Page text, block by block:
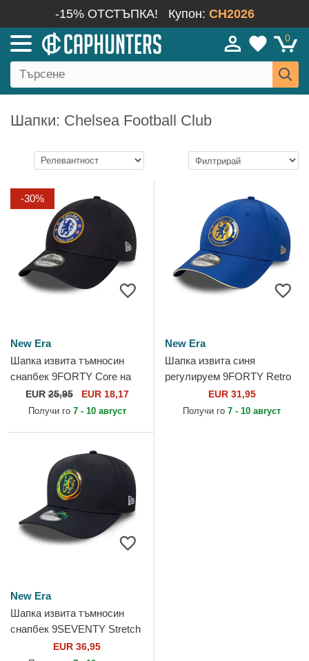
-15% ОТСТЪПКА! Купон: CH2026
0
Шапки: Chelsea Football Club
-30%
New Era
Шапка извита тъмносин
снапбек 9FORTY Core на
Chelsea Football Club
Premier League от New Era
EUR25,95 EUR 18,17
Получи го 7 - 10 август
New Era
Шапка извита синя
регулируем 9FORTY Retro
на Chelsea Football Club
Premier League от New Era
EUR 31,95
Получи го 7 - 10 август
New Era
Шапка извита тъмносин
снапбек 9SEVENTY Stretch
Snap Iridiscent на Chelsea
EUR 36,95